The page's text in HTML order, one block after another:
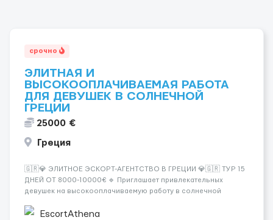
срочно
ЭЛИТНАЯ И
ВЫСОКООПЛАЧИВАЕМАЯ РАБОТА
ДЛЯ ДЕВУШЕК В СОЛНЕЧНОЙ
ГРЕЦИИ
25000 €
Греция
🇬🇷💎 ЭЛИТНОЕ ЭСКОРТ-АГЕНТСТВО В ГРЕЦИИ 💎🇬🇷 ТУР 15
ДНЕЙ ОТ 8000-10000€ 🔹 Приглашает привлекательных
девушек на высокооплачиваемую работу в солнечной
хорошие деньги 💶 — это предложение для тебя! 🔹
EscortAthena